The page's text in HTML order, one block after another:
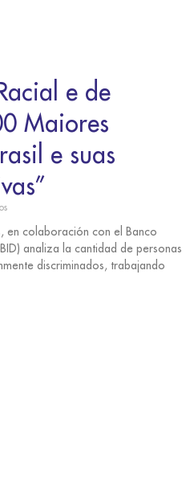
e de
Maiores
e suas
en colaboración con el Banco
analiza la cantidad de personas
discriminados, trabajando